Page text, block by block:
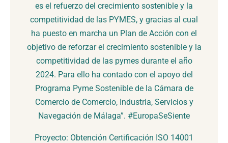
es el refuerzo del crecimiento sostenible y la
competitividad de las PYMES, y gracias al cual
ha puesto en marcha un Plan de Acción con el
objetivo de reforzar el crecimiento sostenible y la
competitividad de las pymes durante el año
2024. Para ello ha contado con el apoyo del
Programa Pyme Sostenible de la Cámara de
Comercio de Comercio, Industria, Servicios y
Navegación de Málaga”. #EuropaSeSiente
Proyecto: Obtención Certificación ISO 14001